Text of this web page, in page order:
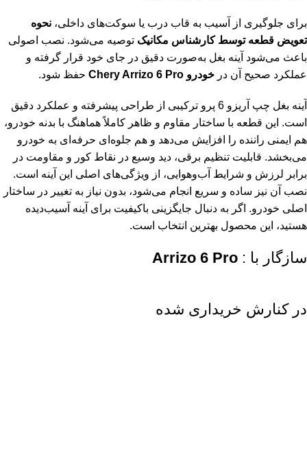
برای جلوگیری از آسیب به قاب درب یا سوکت‌های داخلی، نحوه
تعویض قطعه توسط کارشناس مکانیک توصیه می‌شود. نصب اصولی
باعث می‌شود آینه بغل به‌صورت دقیق در جای خود قرار گرفته و
عملکرد صحیح آن در خودرو Chery Arrizo 6 Pro حفظ شود.
آینه بغل چپ آریزو 6 پرو ترکیبی از طراحی پیشرفته و عملکرد دقیق
است. این قطعه با ساختار مقاوم و ظاهر کاملاً هماهنگ با بدنه خودرو،
هم ایمنی راننده را افزایش می‌دهد و هم جلوه‌ای حرفه‌ای به خودرو
می‌بخشد. قابلیت تنظیم برقی، دید وسیع در نقاط کور و مقاومت در
برابر لرزش و شرایط آب‌و‌هوایی، از ویژگی‌های اصلی این آینه است.
نصب آن نیز ساده و سریع انجام می‌شود، بدون نیاز به تغییر در ساختار
اصلی خودرو. اگر به دنبال جایگزینی باکیفیت برای آینه آسیب‌دیده
هستید، این محصول بهترین انتخاب است.
سازگار با : Arrizo 6 Pro
در کنارش خریداری شده